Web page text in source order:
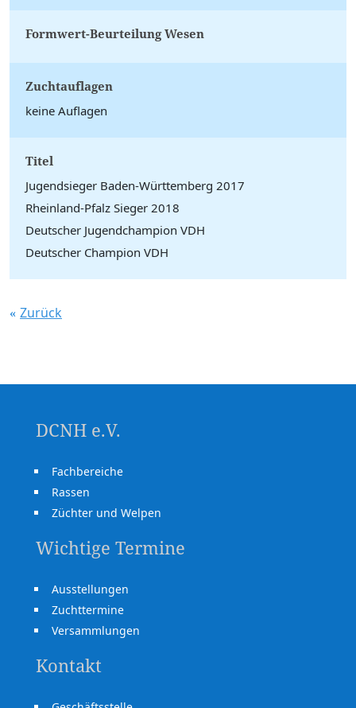
Formwert-Beurteilung Wesen
Zuchtauflagen
keine Auflagen
Titel
Jugendsieger Baden-Württemberg 2017
Rheinland-Pfalz Sieger 2018
Deutscher Jugendchampion VDH
Deutscher Champion VDH
Zurück
DCNH e.V.
Fachbereiche
Rassen
Züchter und Welpen
Wichtige Termine
Ausstellungen
Zuchttermine
Versammlungen
Kontakt